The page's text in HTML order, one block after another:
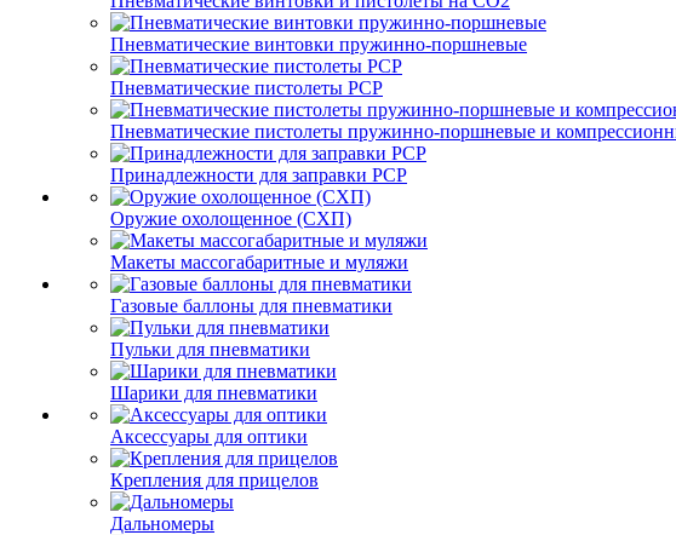
Пневматические винтовки пружинно-поршневые
Пневматические пистолеты PCP
Пневматические пистолеты пружинно-поршневые и
Принадлежности для заправки PCP
Оружие охолощенное (СХП)
Макеты массогабаритные и муляжи
Газовые баллоны для пневматики
Пульки для пневматики
Шарики для пневматики
Аксессуары для оптики
Крепления для прицелов
Дальномеры